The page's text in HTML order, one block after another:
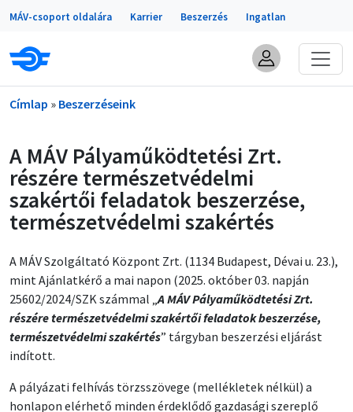
Ugrás a tartalomra
Portálok
MÁV-csoport oldalára Karrier Beszerzés Ingatlan
Morzsa
Címlap Beszerzéseink
A MÁV Pályaműködtetési Zrt.
részére természetvédelmi
szakértői feladatok beszerzése,
természetvédelmi szakértés
A MÁV Szolgáltató Központ Zrt. (1134 Budapest, Dévai u. 23.),
mint Ajánlatkérő a mai napon (2025. október 03. napján
25602/2024/SZK számmal „A MÁV Pályaműködtetési Zrt.
részére természetvédelmi szakértői feladatok beszerzése,
természetvédelmi szakértés” tárgyban beszerzési eljárást
indított.
A pályázati felhívás törzsszövege (mellékletek nélkül) a
honlapon elérhető minden érdeklődő gazdasági szereplő